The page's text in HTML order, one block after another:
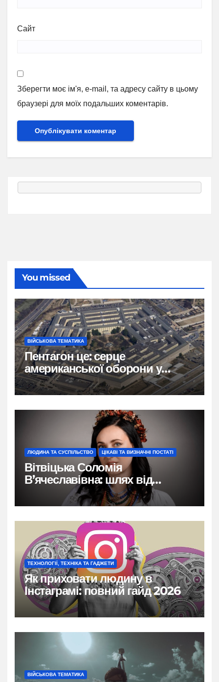
Сайт
Зберегти моє ім'я, e-mail, та адресу сайту в цьому
браузері для моїх подальших коментарів.
You missed
ВІЙСЬКОВА ТЕМАТИКА
Пентагон це: серце
американської оборони у
формі п’ятикутника
ЛЮДИНА ТА СУСПІЛЬСТВО ЦІКАВІ ТА ВИЗНАЧНІ ПОСТАТІ
Вітвіцька Соломія
В’ячеславівна: шлях від
бродівських коренів до
обличчя ТСН
ТЕХНОЛОГІЇ, ТЕХНІКА ТА ГАДЖЕТИ
Як приховати людину в
Інстаграмі: повний гайд 2026
ВІЙСЬКОВА ТЕМАТИКА